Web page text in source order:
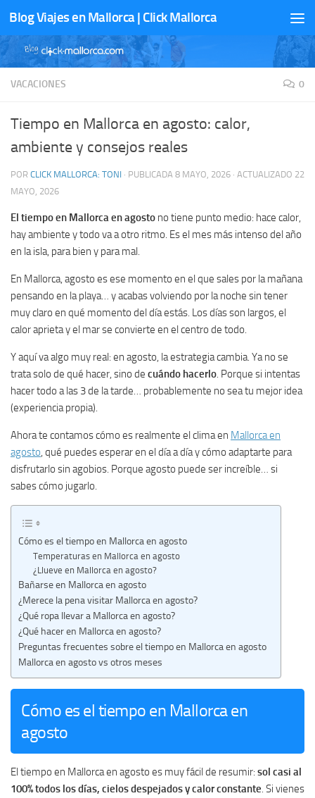
Saltar al contenido
Blog Viajes en Mallorca | Click Mallorca
VACACIONES 0
Tiempo en Mallorca en agosto: calor,
ambiente y consejos reales
POR CLICK MALLORCA: TONI · PUBLICADA 8 MAYO, 2026 · ACTUALIZADO 22
MAYO, 2026
El tiempo en Mallorca en agosto no tiene punto medio: hace calor,
hay ambiente y todo va a otro ritmo. Es el mes más intenso del año
en la isla, para bien y para mal.
En Mallorca, agosto es ese momento en el que sales por la mañana
pensando en la playa… y acabas volviendo por la noche sin tener
muy claro en qué momento del día estás. Los días son largos, el
calor aprieta y el mar se convierte en el centro de todo.
Y aquí va algo muy real: en agosto, la estrategia cambia. Ya no se
trata solo de qué hacer, sino de cuándo hacerlo . Porque si intentas
hacer todo a las 3 de la tarde… probablemente no sea tu mejor idea
(experiencia propia).
Ahora te contamos cómo es realmente el clima en Mallorca en
agosto , qué puedes esperar en el día a día y cómo adaptarte para
disfrutarlo sin agobios. Porque agosto puede ser increíble… si
sabes cómo jugarlo.
Cómo es el tiempo en Mallorca en agosto
Temperaturas en Mallorca en agosto
¿Llueve en Mallorca en agosto?
Bañarse en Mallorca en agosto
¿Merece la pena visitar Mallorca en agosto?
¿Qué ropa llevar a Mallorca en agosto?
¿Qué hacer en Mallorca en agosto?
Preguntas frecuentes sobre el tiempo en Mallorca en agosto
Mallorca en agosto vs otros meses
Cómo es el tiempo en Mallorca en
agosto
El tiempo en Mallorca en agosto es muy fácil de resumir: sol casi al
100% todos los días, cielos despejados y calor constante . Si vienes